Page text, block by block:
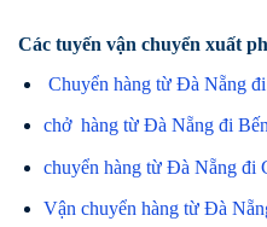
Các tuyến vận chuyển xuất
Chuyển hàng từ Đà Nẵng
chở hàng từ Đà Nẵng đi
chuyển hàng từ Đà Nẵng đi
Vận chuyển hàng từ Đà